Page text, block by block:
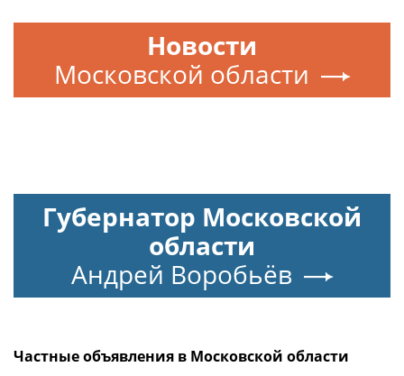
Новости
Московской области
Губернатор Московской
области
Андрей Воробьёв
Частные объявления в Московской области